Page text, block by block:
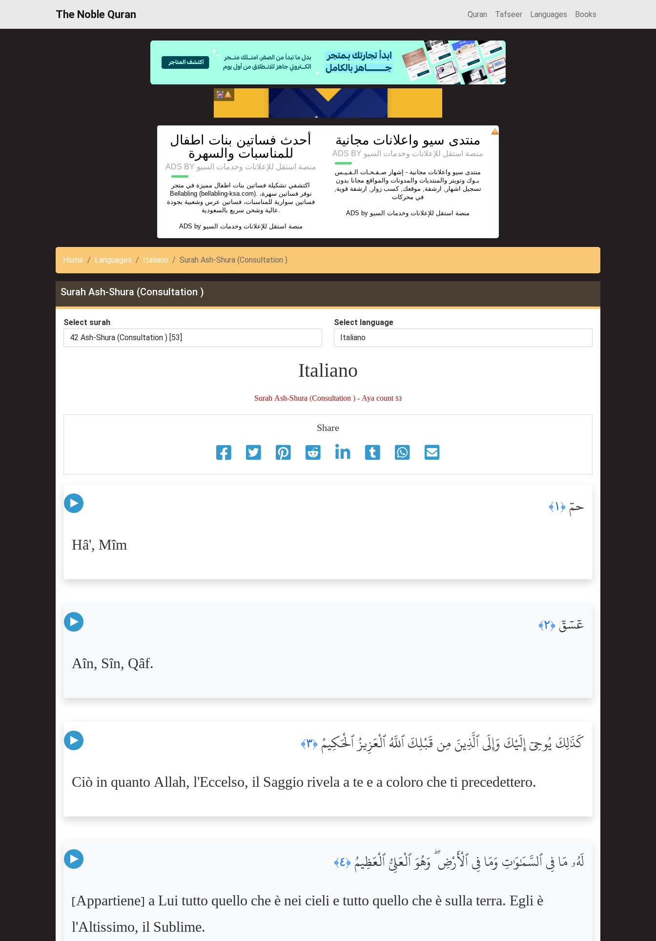
The Noble Quran َQuran Tafseer Languages Books
أحدث فساتين بنات اطفال
للمناسبات والسهرة
ADS BY منصة استقل للإعلانات وخدمات السيو
اكتشفي تشكيلة فساتين بنات اطفال مميزة في متجر
Bellabling (bellabling-ksa.com). نوفر فساتين سهرة،
فساتين سوارية للمناسبات، فساتين عرس وشعبية بجودة
عالية وشحن سريع بالسعودية.
ADS by منصة استقل للإعلانات وخدمات السيو
منتدى سيو واعلانات مجانية
ADS BY منصة استقل للإعلانات وخدمات السيو
منتدى سيو واعلانات مجانية - إشهار صـفـحـات الـفـيـس
بـوك وتويتر والمنتديات والمدونات والمواقع مجانا بدون
تسجيل اشهار, ارشفة, موقعك, كسب زوار, ارشفة قوية,
في محركات
ADS by منصة استقل للإعلانات وخدمات السيو
Home Languages Italiano Surah Ash-Shura (Consultation )
Surah Ash-Shura (Consultation )
Select surah Select language
Italiano
Surah Ash-Shura (Consultation ) - Aya count 53
Share
حمٓ ﴿١﴾
Hâ', Mîm
عٓسٓقٓ ﴿٢﴾
Aîn, Sîn, Qâf.
كَذَٰلِكَ يُوحِىٓ إِلَيْكَ وَإِلَى ٱلَّذِينَ مِن قَبْلِكَ ٱللَّهُ ٱلْعَزِيزُ ٱلْحَكِيمُ ﴿٣﴾
Ciò in quanto Allah, l'Eccelso, il Saggio rivela a te e a coloro che ti precedettero.
لَهُۥ مَا فِى ٱلسَّمَٰوَٰتِ وَمَا فِى ٱلْأَرْضِ ۖ وَهُوَ ٱلْعَلِىُّ ٱلْعَظِيمُ ﴿٤﴾
[Appartiene] a Lui tutto quello che è nei cieli e tutto quello che è sulla terra. Egli è
l'Altissimo, il Sublime.